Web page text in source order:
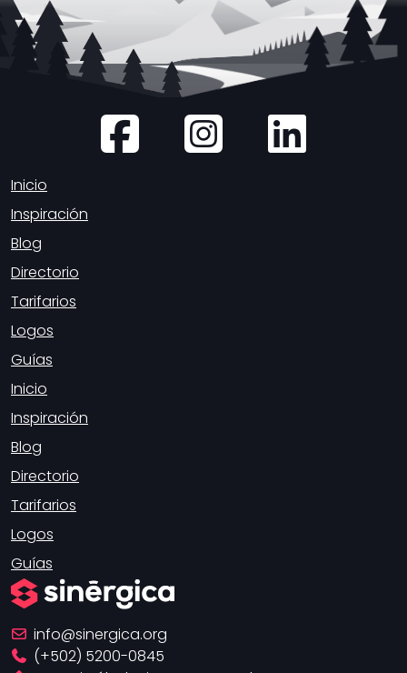
Inicio
Inspiración
Blog
Directorio
Tarifarios
Logos
Guías
Inicio
Inspiración
Blog
Directorio
Tarifarios
Logos
Guías
info
sinergica.org
(+502) 5200-0845